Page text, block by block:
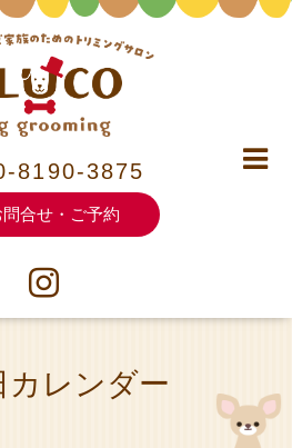
8190-3875
問合せ・ご予約
カレンダー